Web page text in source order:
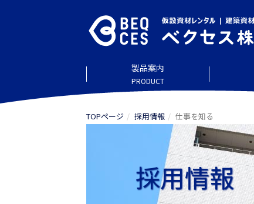
製品案内
PRODUCT
TOPページ 採用情報 仕事を知る
採用情報